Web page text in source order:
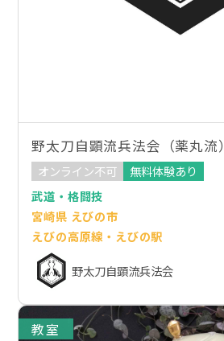
野太刀自顕流兵法会（薬丸流）
オンライン不可
無料体験あり
武道・格闘技
宮崎県 えびの市
えびの高原線・えびの駅
野太刀自顕流兵法会
教室